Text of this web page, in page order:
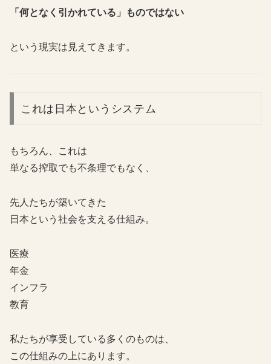
「何となく引かれている」ものではない
という現実は見えてきます。
これは日本というシステム
もちろん、これは
単なる搾取でも不条理でもなく、
先人たちが築いてきた
日本という社会を支える仕組み。
医療
年金
インフラ
教育
私たちが享受している多くのものは、
この仕組みの上にあります。